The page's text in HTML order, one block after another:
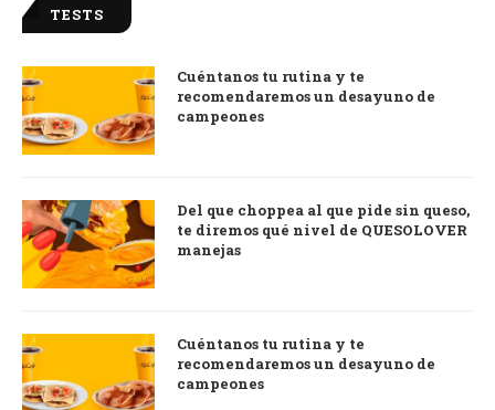
TESTS
Cuéntanos tu rutina y te
recomendaremos un desayuno de
campeones
Del que choppea al que pide sin queso,
te diremos qué nivel de QUESOLOVER
manejas
Cuéntanos tu rutina y te
recomendaremos un desayuno de
campeones